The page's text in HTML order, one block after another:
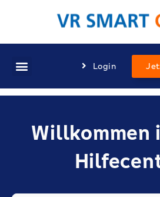
Login
Willkommen